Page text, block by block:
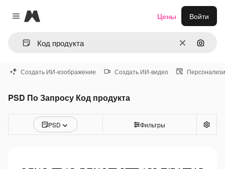
Close menu
Magnific
ОчиститьПоиск
Цены Войти
Создать ИИ-изображение Создать ИИ-видео
PSD По Запросу Код продукта
PSD Фильтры